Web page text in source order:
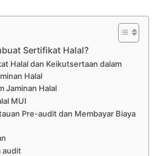
Sertifikat Halal?
Halal dan Keikutsertaan dalam
Halal
Jaminan Halal
MUI
Pre-audit dan Membayar Biaya
audit